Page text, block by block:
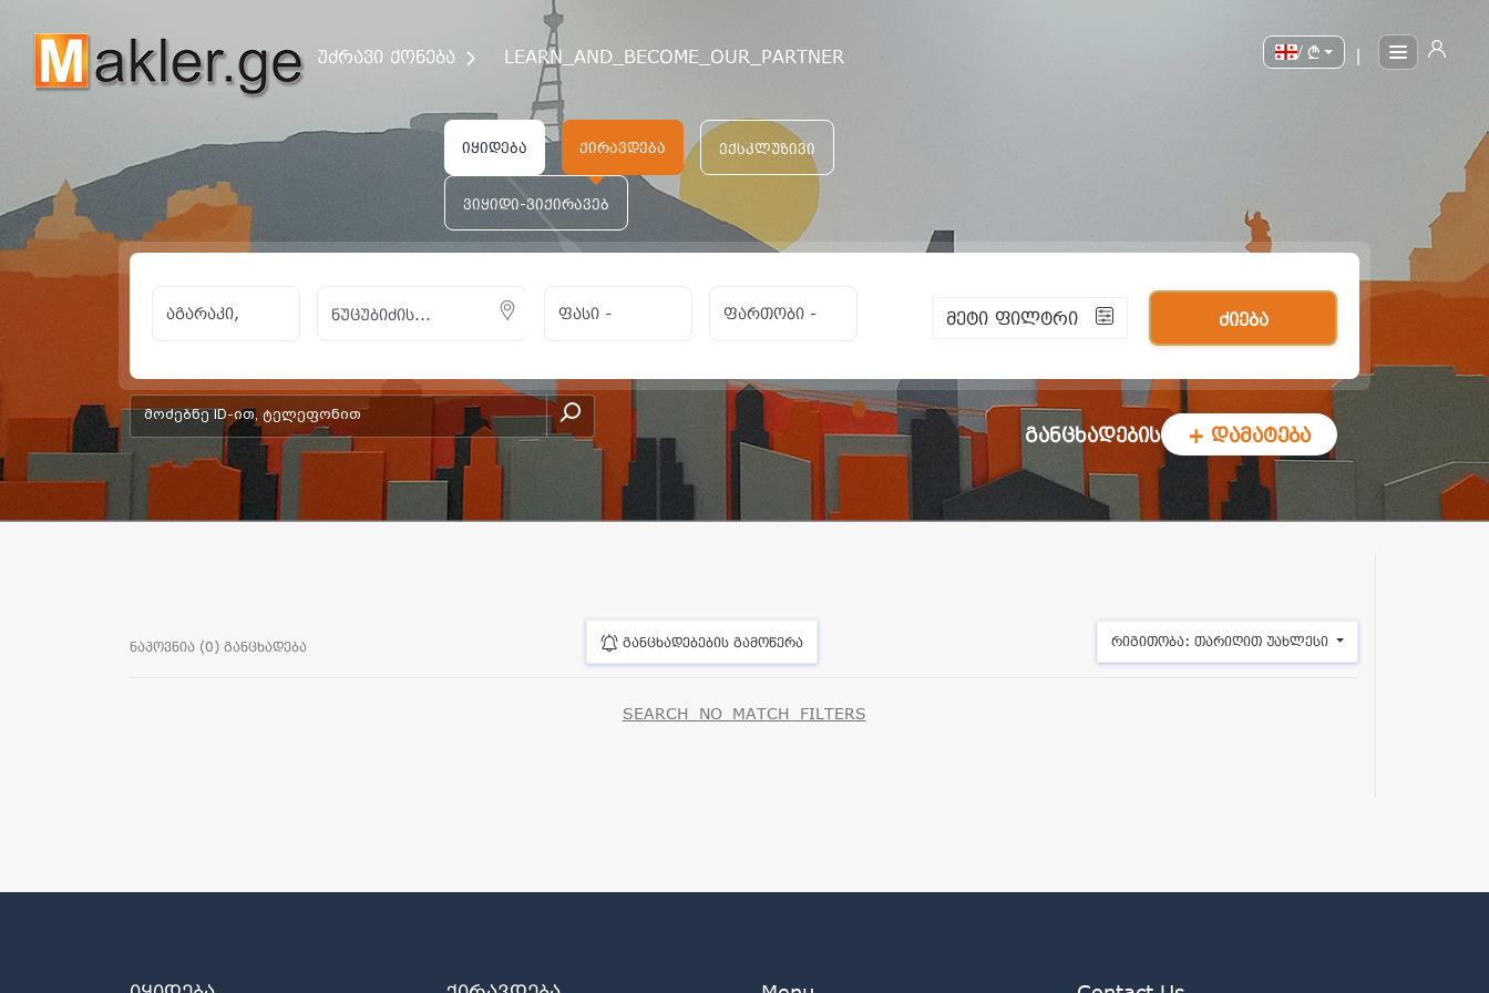
უძრავი ქონება LEARN_AND_BECOME_OUR_PARTNER /
იყიდება ქირავდება ექსკლუზივი
ვიყიდი-ვიქირავებ
აგარაკი, ფასი - ფართობი - მეტი ფილტრი ძიება
add-form
განცხადების + დამატება
ნაპოვნია (0) განცხადება განცხადებების გამოწერა რიგითობა: თარიღით უახლესი
SEARCH_NO_MATCH_FILTERS